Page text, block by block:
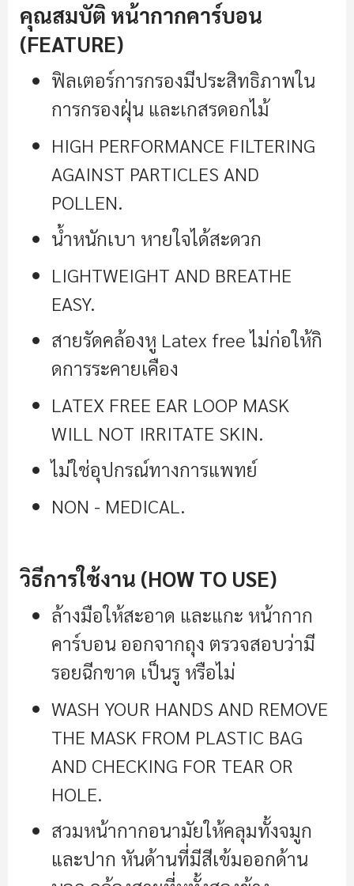
คุณสมบัติ หน้ากากคาร์บอน
(FEATURE)
ฟิลเตอร์การกรองมีประสิทธิภาพใน
การกรองฝุ่น และเกสรดอกไม้
HIGH PERFORMANCE FILTERING
AGAINST PARTICLES AND
POLLEN.
น้ำหนักเบา หายใจได้สะดวก
LIGHTWEIGHT AND BREATHE
EASY.
สายรัดคล้องหู Latex free ไม่ก่อให้กิ
ดการระคายเคือง
LATEX FREE EAR LOOP MASK
WILL NOT IRRITATE SKIN.
ไม่ใช่อุปกรณ์ทางการแพทย์
NON - MEDICAL.
วิธีการใช้งาน (HOW TO USE)
ล้างมือให้สะอาด และแกะ หน้ากาก
คาร์บอน ออกจากถุง ตรวจสอบว่ามี
รอยฉีกขาด เป็นรู หรือไม่
WASH YOUR HANDS AND REMOVE
THE MASK FROM PLASTIC BAG
AND CHECKING FOR TEAR OR
HOLE.
สวมหน้ากากอนามัยให้คลุมทั้งจมูก
และปาก หันด้านที่มีสีเข้มออกด้าน